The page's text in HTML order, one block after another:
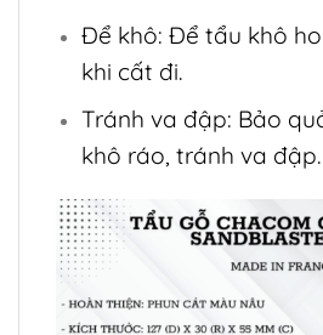
Để khô: Để tẩu khô
khi cất đi.
Tránh va đập: Bảo
khô ráo, tránh va đập.